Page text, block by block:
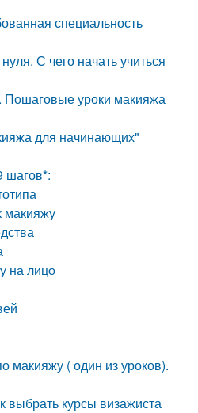
специальность
С чего начать учиться
Пошаговые уроки макияжа
для начинающих"
шагов*:
макияжу
на лицо
макияжу ( один из уроков).
выбрать курсы визажиста